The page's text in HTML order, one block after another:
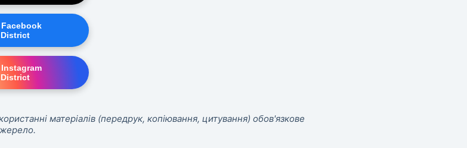
матеріалів (передрук, копіювання, цитування) обов'язкове